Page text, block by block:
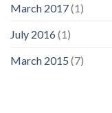
March 2017(1)
July 2016(1)
March 2015 (7)